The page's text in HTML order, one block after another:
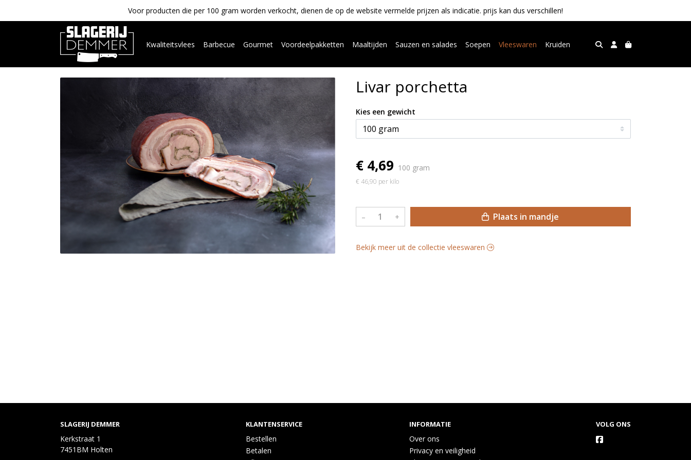
Voor producten die per 100 gram worden verkocht, dienen de op de website vermelde prijzen als indicatie. prijs kan dus verschillen!
Kwaliteitsvlees Barbecue Gourmet Voordeelpakketten Maaltijden Sauzen en salades Soepen Vleeswaren Kruiden
Livar porchetta
Kies een gewicht
€ 4,69 100 gram
€ 46,90 per kilo
– + Plaats in mandje
Bekijk meer uit de collectie vleeswaren
SLAGERIJ DEMMER
Kerkstraat 1
7451BM Holten
KLANTENSERVICE
Bestellen
Betalen
INFORMATIE
Over ons
Privacy en veiligheid
VOLG ONS